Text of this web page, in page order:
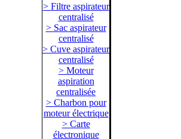
> Filtre aspirateur
centralisé
> Sac aspirateur
centralisé
> Cuve aspirateur
centralisé
> Moteur
aspiration
centralisée
> Charbon pour
moteur électrique
> Carte
électronique